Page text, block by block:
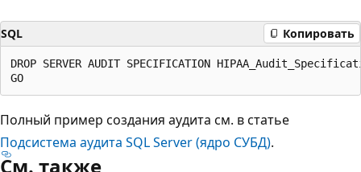
SQL Копировать
DROP SERVER AUDIT SPECIFICATION
Полный пример создания аудита см. в статье
Подсистема аудита SQL Server (ядро СУБД).
См. также